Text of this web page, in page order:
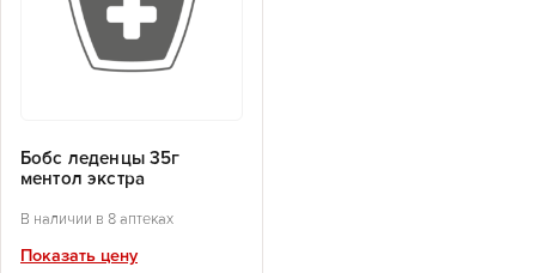
Бобс леденцы 35г
ментол экстра
В наличии в 8 аптеках
Показать цену